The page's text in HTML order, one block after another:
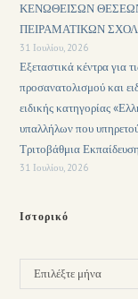
ΚΕΝΩΘΕΙΣΩΝ
ΠΕΙΡΑΜΑΤΙΚΩΝ
31 Ιουλίου, 2026
Εξεταστικά κέντρα για
προσανατολισμού και
ειδικής κατηγορίας
υπαλλήλων που
Τριτοβάθμια
31 Ιουλίου, 2026
Ιστορικό
Επιλέξτε μήνα